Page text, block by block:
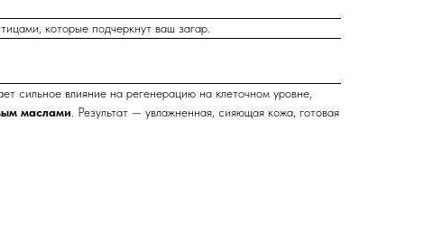
которые подчеркнут ваш загар.
сильное влияние на регенерацию на клеточном уровне,
маслами . Результат — увлажненная, сияющая кожа, готовая